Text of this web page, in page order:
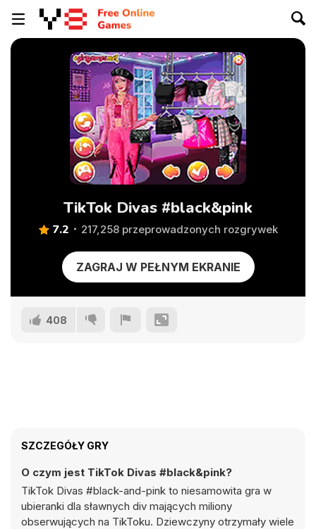
TikTok Divas #black&pink
7.2 217,258 przeprowadzonych rozgrywek
ZAGRAJ W PEŁNYM EKRANIE
408
SZCZEGÓŁY GRY
O czym jest TikTok Divas #black&pink?
TikTok Divas #black-and-pink to niesamowita gra w
ubieranki dla sławnych div mających miliony
obserwujących na TikToku. Dziewczyny otrzymały wiele